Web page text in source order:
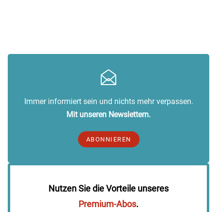
Immer informiert sein und nichts mehr verpassen.
Mit unseren Newslettern.
ABONNIEREN
Nutzen Sie die Vorteile unseres
Premium-Abos.